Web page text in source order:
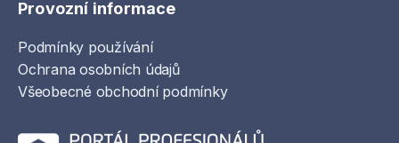
Provozní informace
Podmínky používání
Ochrana osobních údajů
Všeobecné obchodní podmínky